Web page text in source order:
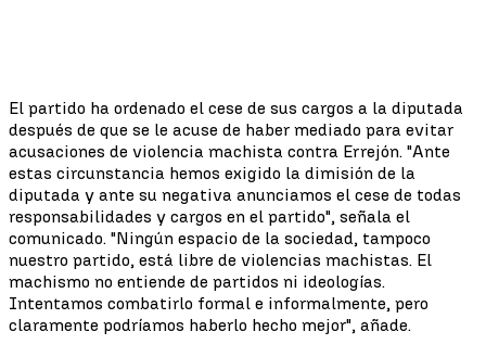
El partido ha ordenado el cese de sus cargos a la diputada
después de que se le acuse de haber mediado para evitar
acusaciones de violencia machista contra Errejón. "Ante
estas circunstancia hemos exigido la dimisión de la
diputada y ante su negativa anunciamos el cese de todas
responsabilidades y cargos en el partido", señala el
comunicado. "Ningún espacio de la sociedad, tampoco
nuestro partido, está libre de violencias machistas. El
machismo no entiende de partidos ni ideologías.
Intentamos combatirlo formal e informalmente, pero
claramente podríamos haberlo hecho mejor", añade.